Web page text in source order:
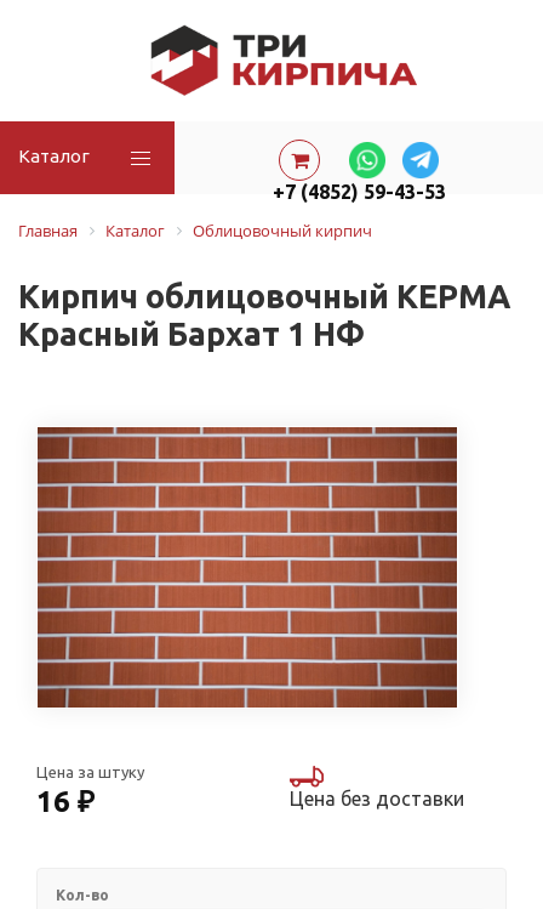
Каталог
+7 (4852) 59-43-53
Главная
Каталог Облицовочный кирпич
Кирпич облицовочный КЕРМА
Красный Бархат 1 НФ
Цена за штуку
16 ₽ Цена без доставки
Кол-во